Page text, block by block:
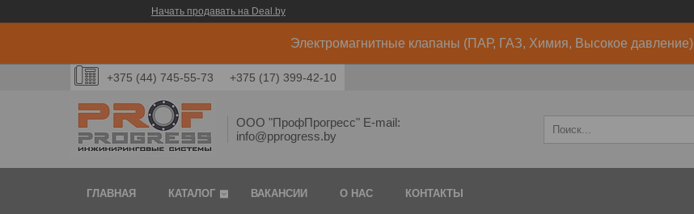
Начать продавать на Deal.by
Электромагнитные клапаны (ПАР, ГАЗ, Химия, Высокое давление)
+375 (44) 745-55-73 +375 (17) 399-42-10
ООО "ПрофПрогресс" E-mail:
info@pprogress.by
ГЛАВНАЯ КАТАЛОГ ВАКАНСИИ О НАС КОНТАКТЫ